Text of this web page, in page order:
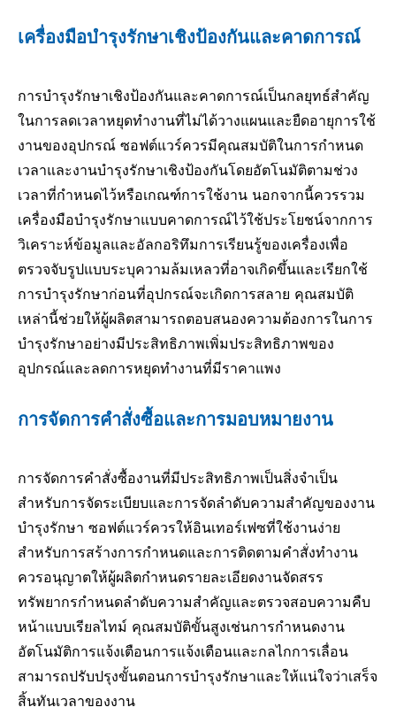
เครื่องมือบำรุงรักษาเชิงป้องกันและคาดการณ์
การบำรุงรักษาเชิงป้องกันและคาดการณ์เป็นกลยุทธ์สำคัญ
ในการลดเวลาหยุดทำงานที่ไม่ได้วางแผนและยืดอายุการใช้
งานของอุปกรณ์ ซอฟต์แวร์ควรมีคุณสมบัติในการกำหนด
เวลาและงานบำรุงรักษาเชิงป้องกันโดยอัตโนมัติตามช่วง
เวลาที่กำหนดไว้หรือเกณฑ์การใช้งาน นอกจากนี้ควรรวม
เครื่องมือบำรุงรักษาแบบคาดการณ์ไว้ใช้ประโยชน์จากการ
วิเคราะห์ข้อมูลและอัลกอริทึมการเรียนรู้ของเครื่องเพื่อ
ตรวจจับรูปแบบระบุความล้มเหลวที่อาจเกิดขึ้นและเรียกใช้
การบำรุงรักษาก่อนที่อุปกรณ์จะเกิดการสลาย คุณสมบัติ
เหล่านี้ช่วยให้ผู้ผลิตสามารถตอบสนองความต้องการในการ
บำรุงรักษาอย่างมีประสิทธิภาพเพิ่มประสิทธิภาพของ
อุปกรณ์และลดการหยุดทำงานที่มีราคาแพง
การจัดการคำสั่งซื้อและการมอบหมายงาน
การจัดการคำสั่งซื้องานที่มีประสิทธิภาพเป็นสิ่งจำเป็น
สำหรับการจัดระเบียบและการจัดลำดับความสำคัญของงาน
บำรุงรักษา ซอฟต์แวร์ควรให้อินเทอร์เฟซที่ใช้งานง่าย
สำหรับการสร้างการกำหนดและการติดตามคำสั่งทำงาน
ควรอนุญาตให้ผู้ผลิตกำหนดรายละเอียดงานจัดสรร
ทรัพยากรกำหนดลำดับความสำคัญและตรวจสอบความคืบ
หน้าแบบเรียลไทม์ คุณสมบัติขั้นสูงเช่นการกำหนดงาน
อัตโนมัติการแจ้งเตือนการแจ้งเตือนและกลไกการเลื่อน
สามารถปรับปรุงขั้นตอนการบำรุงรักษาและให้แน่ใจว่าเสร็จ
สิ้นทันเวลาของงาน